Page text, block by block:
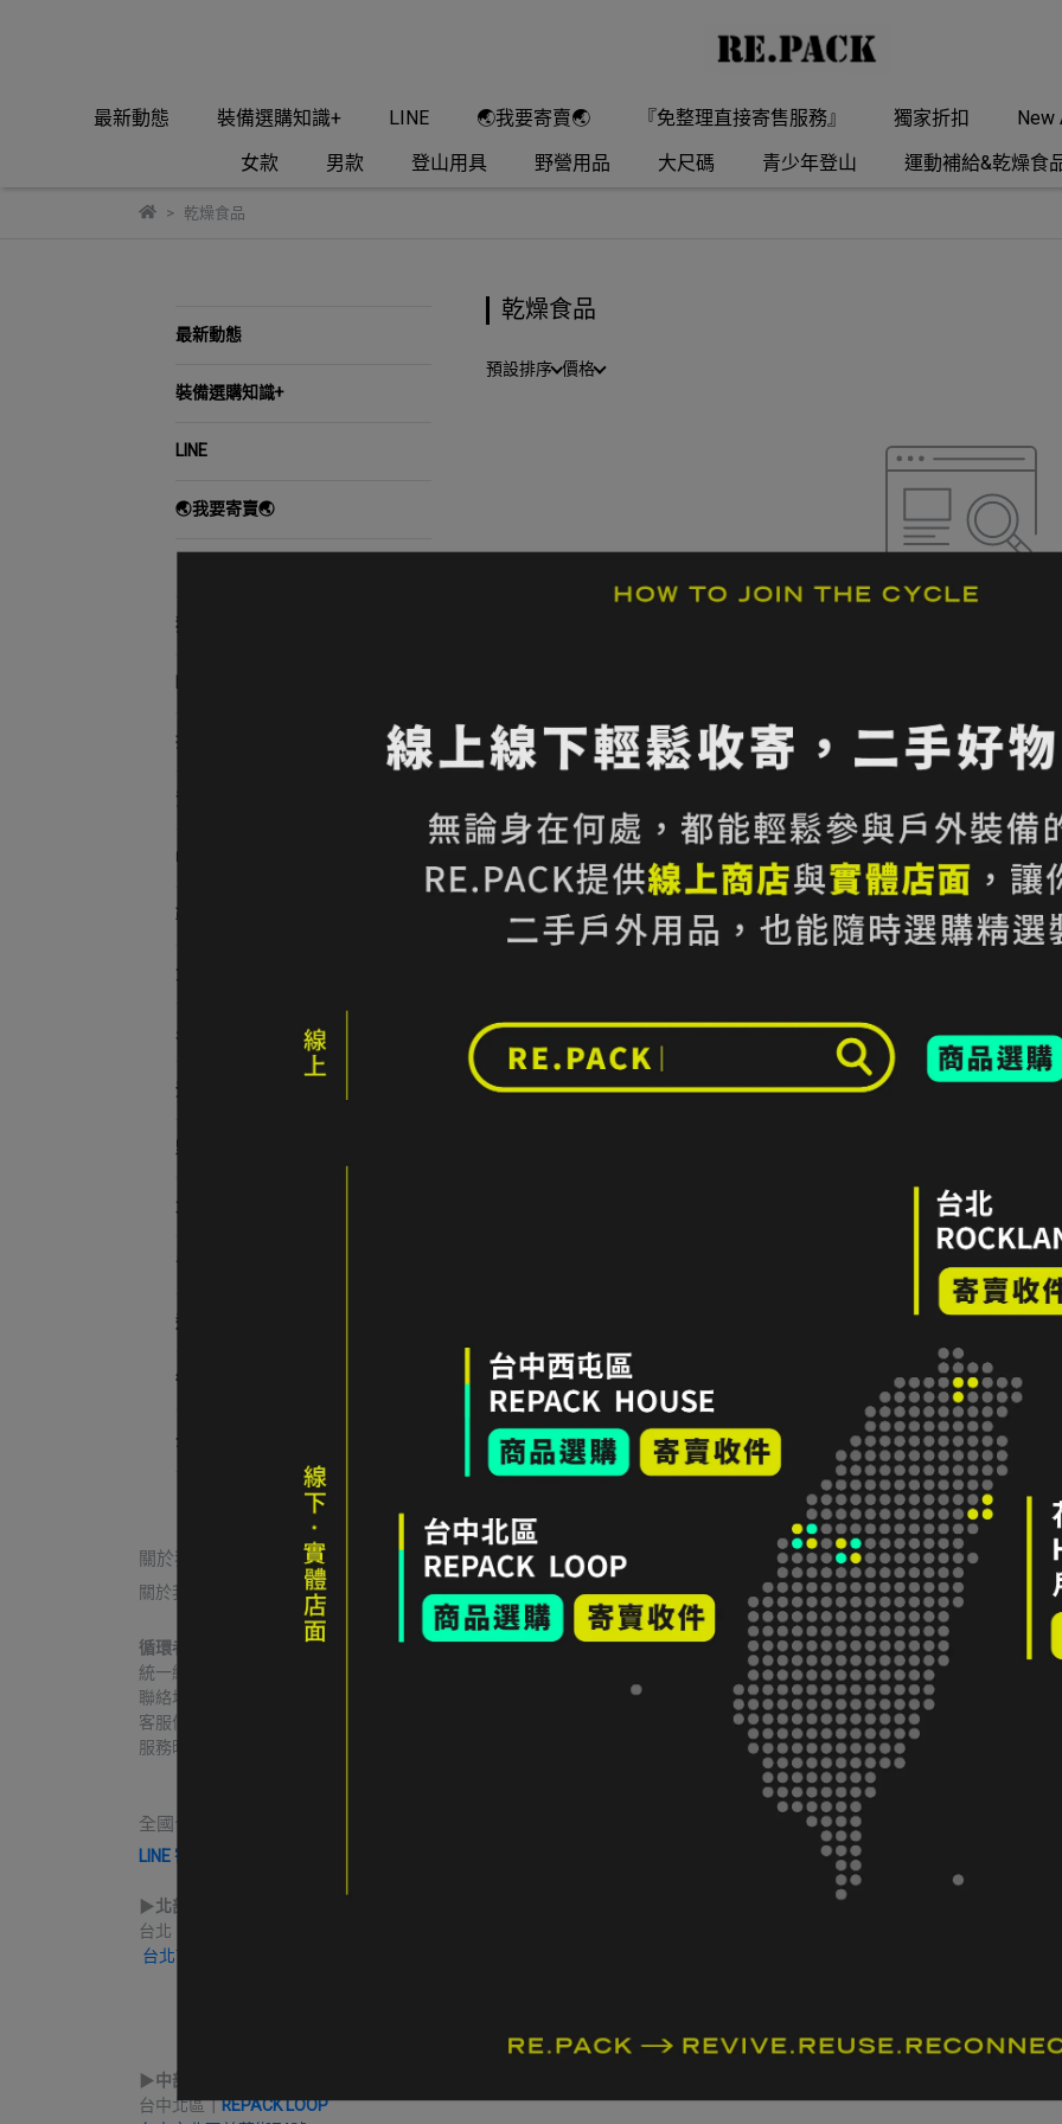
最新動態 裝備選購知識+ LINE 🌏我要寄賣🌏 『免整理直接寄售服務』 獨家折扣
New
女款
男款 登山用具 野營用品 大尺碼 青少年登山 運動補給&乾燥食
乾燥食品
最新動態
裝備選購知識+
LINE
🌏我要寄賣🌏
獨家折扣
New Arrival .ᐟ.ᐟ
找品牌
背包
帽款
鞋履
女款
男款
登山用具
野營用品
大尺碼
青少年登山
運動補給&乾燥食品
循環設計好物
全部商品
乾燥食品
預設排序 價格
關於我們
關於我們 退貨/退款 隱私政策 服務條款 LINE 寄售諮詢
循環者商行
統一編號｜60806271
聯絡地址｜台中市北區益華街74號
客服信箱｜contact@re-pack.co
服務時間｜Mon. - Fri 14:00 - 19:00
全國合作實體收件店點｜請先完成LINE線上寄售確認流程再前往送件
LINE 寄售諮詢 & 開始寄售送件
▶︎北部
台北｜
台北市大安區新生南路三段94巷5號
▶︎中部
台中北區｜REPACK LOOP